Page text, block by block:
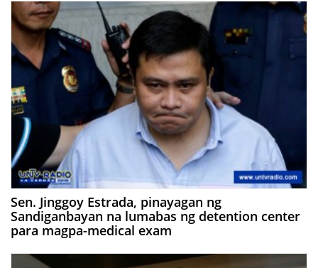
Sen. Jinggoy Estrada, pinayagan ng
Sandiganbayan na lumabas ng detention center
para magpa-medical exam